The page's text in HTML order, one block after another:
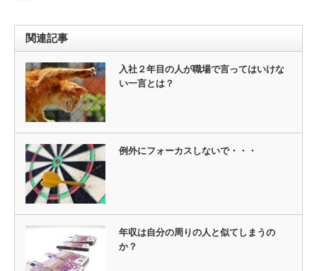
関連記事
入社２年目の人が職場で言ってはいけな
い一言とは？
例外にフォーカスしないで・・・
年収は自分の周りの人と似てしまうの
か？